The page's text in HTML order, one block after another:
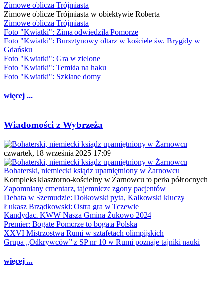
Zimowe oblicza Trójmiasta
Zimowe oblicze Trójmiasta w obiektywie Roberta
Zimowe oblicza Trójmiasta
Foto "Kwiatki": Zima odwiedziła Pomorze
Foto "Kwiatki": Bursztynowy ołtarz w kościele św. Brygidy w
Gdańsku
Foto "Kwiatki": Gra w zielone
Foto "Kwiatki": Temida na haku
Foto "Kwiatki": Szklane domy
więcej ...
Wiadomości z Wybrzeża
czwartek, 18 września 2025 17:09
Bohaterski, niemiecki ksiądz upamiętniony w Żarnowcu
Kompleks klasztorno-kościelny w Żarnowcu to perła północnych
Zapomniany cmentarz, tajemnicze zgony pacjentów
Debata w Szemudzie: Dołkowski pyta, Kalkowski kluczy
Łukasz Brządkowski: Ostra gra w Tczewie
Kandydaci KWW Nasza Gmina Żukowo 2024
Premier: Bogate Pomorze to bogata Polska
XXVI Mistrzostwa Rumi w sztafetach olimpijskich
Grupa „Odkrywców” z SP nr 10 w Rumi poznaje tajniki nauki
więcej ...